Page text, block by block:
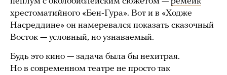
хрестоматийного «Бен-Гура». Вот и в «Ходже
Насреддине» он намеревался показать сказочный
Восток — условный, но узнаваемый.
Будь это кино — задача была бы нехитрая.
Но в современном театре не просто так